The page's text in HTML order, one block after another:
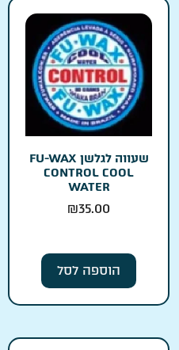
שעווה לגלשן FU-WAX
CONTROL COOL
WATER
₪35.00
הוספה לסל